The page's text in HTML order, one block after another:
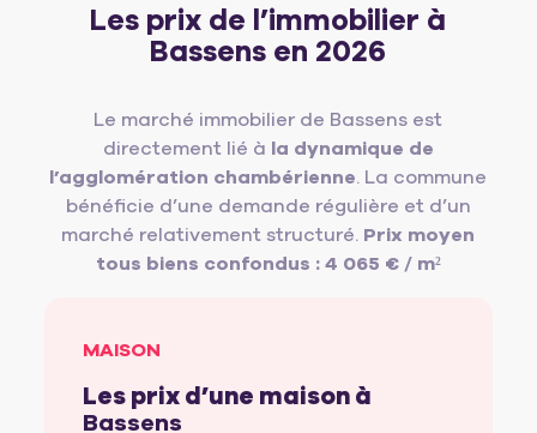
Les prix de l’immobilier à
Bassens en 2026
Le marché immobilier de Bassens est
directement lié à la dynamique de
l’agglomération chambérienne. La commune
bénéficie d’une demande régulière et d’un
marché relativement structuré. Prix moyen
tous biens confondus : 4 065 € / m²
MAISON
Les prix d’une maison à
Bassens